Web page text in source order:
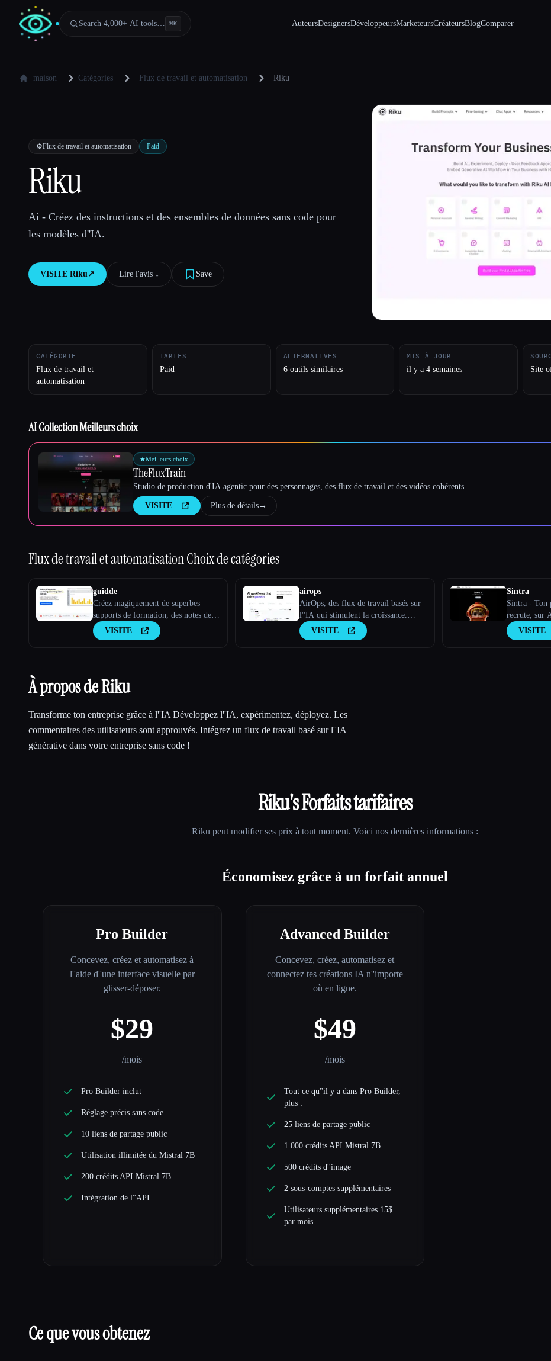
Search 4,000+ AI tools… ⌘K AuteursDesignersDéveloppeursMarketeursCréateursBlogComparer
maison Catégories Flux de travail et automatisation Riku
⚙️Flux de travail et automatisation Paid
Riku
Ai - Créez des instructions et des ensembles de données sans code pour
les modèles d''IA.
VISITE Riku ↗︎ Lire l'avis ↓︎ Save
CATÉGORIE
Flux de travail et
automatisation
TARIFS
Paid
ALTERNATIVES
6 outils similaires
MIS À JOUR
il y a 4 semaines Site
AI Collection Meilleurs choix
★Meilleurs choix
TheFluxTrain
Studio de production d'IA agentic pour des personnages, des flux de travail et des vidéos cohérents
VISITE Plus de détails→
Flux de travail et automatisationChoix de catégories
guidde
Créez magiquement de superbes
supports de formation, des notes de
fonctionnalités, des SOP, des guides
d''intégration, des guides pratiques,
VISITE
airops
AirOps, des flux de travail basés sur
l''IA qui stimulent la croissance.
Créez, testez, déployez et faites
évoluer des applications d''IA avec
VISITE
Sintra
Sintra - Ton
recrute, sur
VISITE
À propos de Riku
Transforme ton entreprise grâce à l''IA Développez l''IA, expérimentez, déployez. Les
commentaires des utilisateurs sont approuvés. Intégrez un flux de travail basé sur l''IA
générative dans votre entreprise sans code !
Riku's Forfaits tarifaires
Riku peut modifier ses prix à tout moment. Voici nos dernières informations :
Économisez grâce à un forfait annuel
Pro Builder
Concevez, créez et automatisez à
l''aide d''une interface visuelle par
glisser-déposer.
$29
/mois
Pro Builder inclut
Réglage précis sans code
10 liens de partage public
Utilisation illimitée du Mistral 7B
200 crédits API Mistral 7B
Intégration de l''API
Advanced Builder
Concevez, créez, automatisez et
connectez tes créations IA n''importe
où en ligne.
$49
/mois
Tout ce qu''il y a dans Pro Builder,
plus :
25 liens de partage public
1 000 crédits API Mistral 7B
500 crédits d''image
2 sous-comptes supplémentaires
Utilisateurs supplémentaires 15$
par mois
Ce que vous obtenez